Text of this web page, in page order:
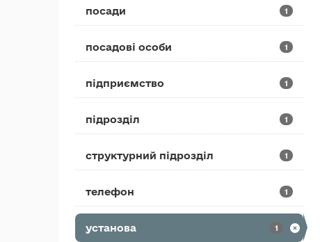
посади 1
посадові особи 1
підприємство 1
підрозділ 1
структурний підрозділ 1
телефон 1
установа 1